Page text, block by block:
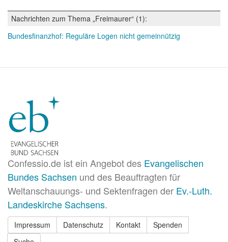
Nachrichten zum Thema „Freimaurer“ (1):
Bundesfinanzhof: Reguläre Logen nicht gemeinnützig
Confessio.de ist ein Angebot des Evangelischen
Bundes Sachsen und des Beauftragten für
Weltanschauungs- und Sektenfragen der Ev.-Luth.
Landeskirche Sachsens.
Impressum Datenschutz Kontakt
Spenden